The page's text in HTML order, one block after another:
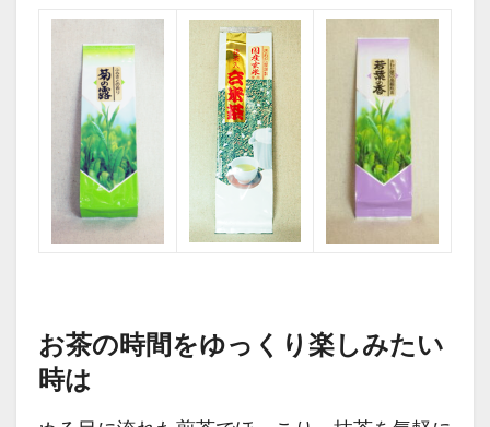
お茶の時間をゆっくり楽しみたい
時は